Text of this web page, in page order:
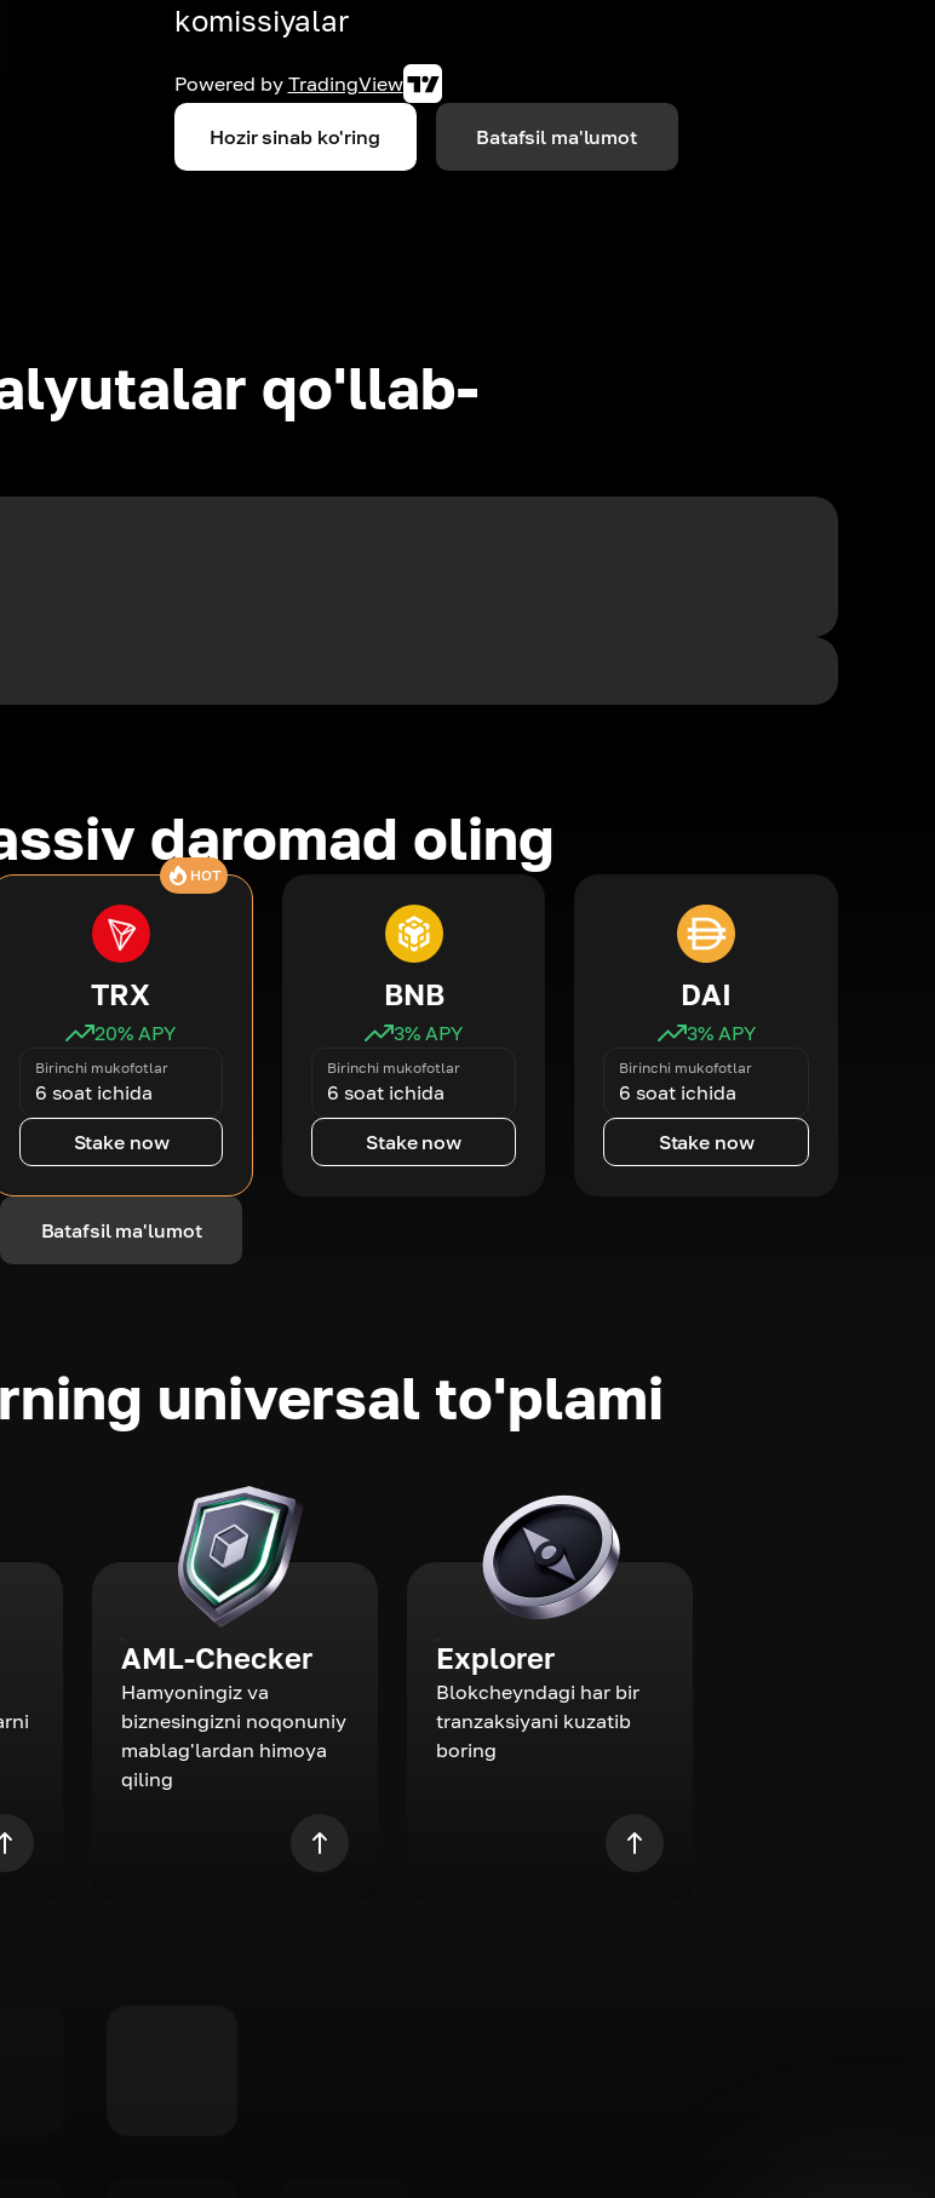
komissiyalar
Powered by TradingView
Hozir sinab ko'ring Batafsil ma'lumot
qo'llab-
daromad oling
HOT
TRX
20% APY
Birinchi mukofotlar
6 soat ichida
Stake now
BNB
3% APY
Birinchi mukofotlar
6 soat ichida
Stake now
DAI
3% APY
Birinchi mukofotlar
6 soat ichida
Stake now
Batafsil ma'lumot
universal to'plami
AML-Checker
Hamyoningiz va
biznesingizni noqonuniy
mablag'lardan himoya
qiling
Explorer
Blokcheyndagi har bir
tranzaksiyani kuzatib
boring